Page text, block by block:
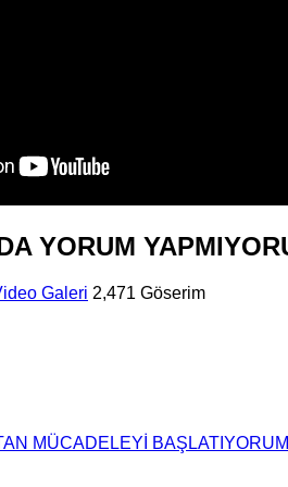
YORUM
Galeri 2,471 Göserim
MÜCADELEYİ